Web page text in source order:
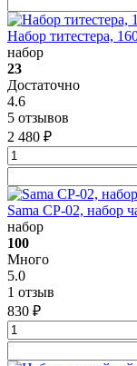
Набор титестера,
набор
23
Достаточно
4.6
5 отзывов
2 480 ₽
Sama CP-02, набор
набор
100
Много
5.0
1 отзыв
830 ₽